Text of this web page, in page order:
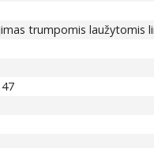
trumpomis laužytomis